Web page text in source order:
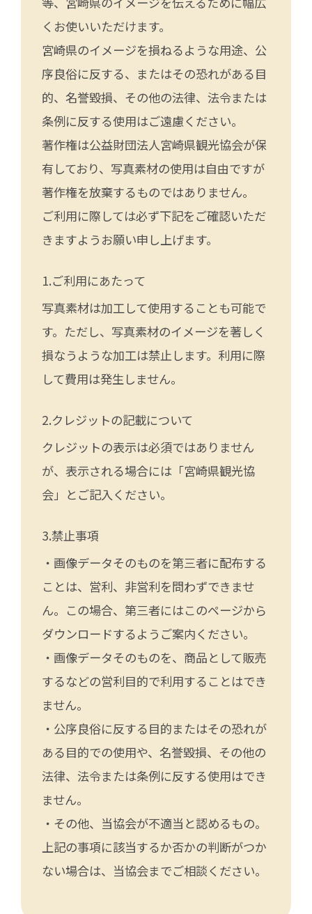
くお使いいただけます。
宮崎県のイメージを損ねるような用途、公
序良俗に反する、またはその恐れがある目
的、名誉毀損、その他の法律、法令または
条例に反する使用はご遠慮ください。
著作権は公益財団法人宮崎県観光協会が保
有しており、写真素材の使用は自由ですが
著作権を放棄するものではありません。
ご利用に際しては必ず下記をご確認いただ
きますようお願い申し上げます。
ご利用にあたって
写真素材は加工して使用することも可能で
す。ただし、写真素材のイメージを著しく
損なうような加工は禁止します。利用に際
して費用は発生しません。
クレジットの記載について
クレジットの表示は必須ではありません
が、表示される場合には「宮崎県観光協
会」とご記入ください。
禁止事項
・画像データそのものを第三者に配布する
ことは、営利、非営利を問わずできませ
ん。この場合、第三者にはこのページから
ダウンロードするようご案内ください。
・画像データそのものを、商品として販売
するなどの営利目的で利用することはでき
ません。
・公序良俗に反する目的またはその恐れが
ある目的での使用や、名誉毀損、その他の
法律、法令または条例に反する使用はでき
ません。
・その他、当協会が不適当と認めるもの。
上記の事項に該当するか否かの判断がつか
ない場合は、当協会までご相談ください。